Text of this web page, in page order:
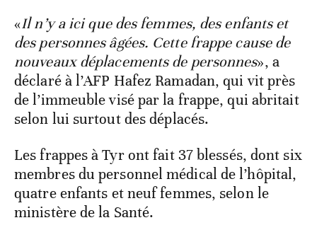
«Il n’y a ici que des femmes, des enfants et
des personnes âgées. Cette frappe cause de
nouveaux déplacements de personnes», a
déclaré à l’AFP Hafez Ramadan, qui vit près
de l’immeuble visé par la frappe, qui abritait
selon lui surtout des déplacés.
Les frappes à Tyr ont fait 37 blessés, dont six
membres du personnel médical de l’hôpital,
quatre enfants et neuf femmes, selon le
ministère de la Santé.